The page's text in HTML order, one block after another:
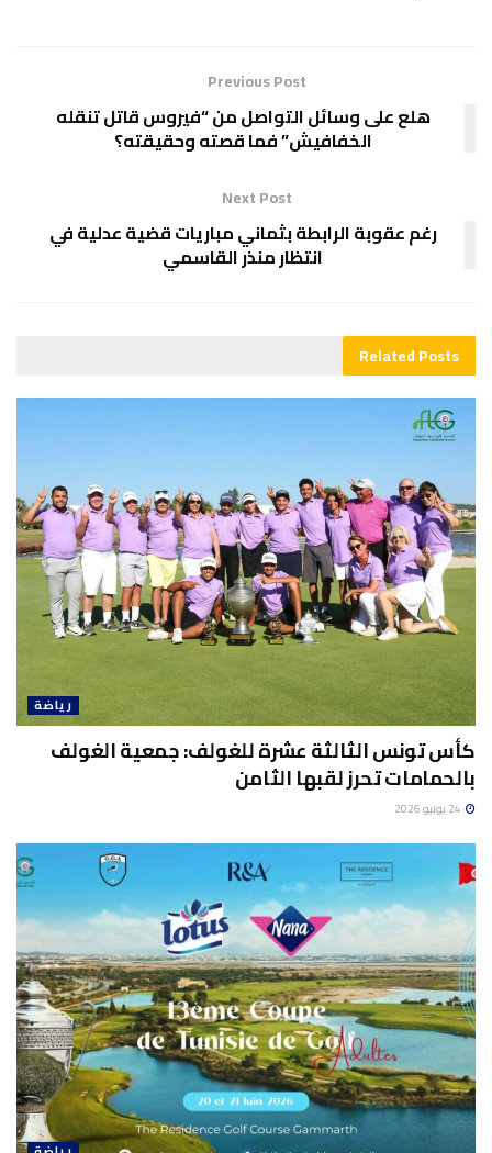
Previous Post
هلع على وسائل التواصل من “فيروس قاتل تنقله
الخفافيش” فما قصته وحقيقته؟
Next Post
رغم عقوبة الرابطة بثماني مباريات قضية عدلية في
انتظار منذر القاسمي
RelatedPosts
رياضة
كأس تونس الثالثة عشرة للغولف: جمعية الغولف
بالحمامات تحرز لقبها الثامن